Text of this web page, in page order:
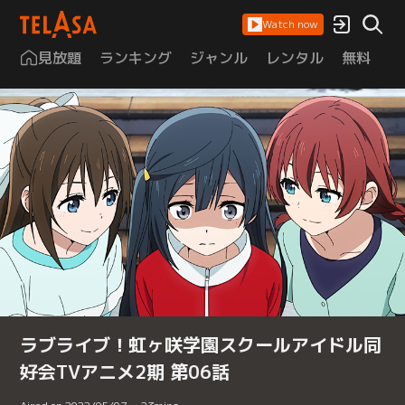
Watch now
見放題 ランキング ジャンル レンタル 無料
ラブライブ！虹ヶ咲学園スクールアイドル同
好会TVアニメ2期 第06話